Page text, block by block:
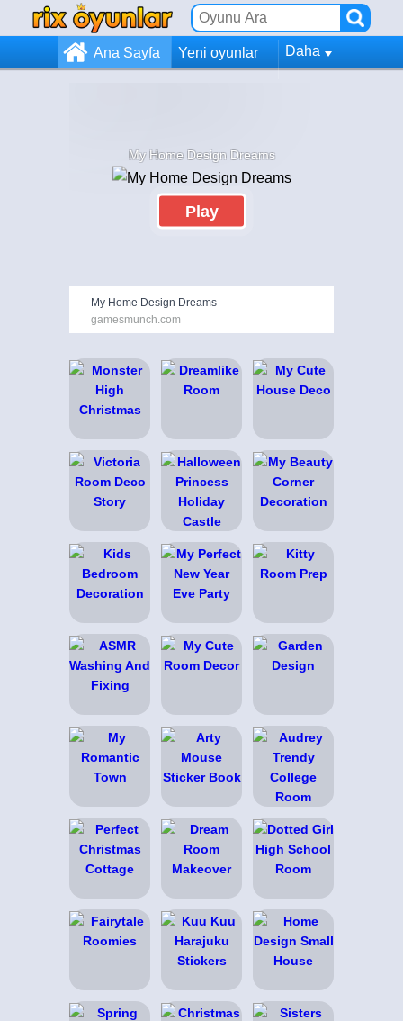
Ana Sayfa Yeni oyunlar Daha
My Home Design Dreams
Play
My Home Design Dreams
gamesmunch.com